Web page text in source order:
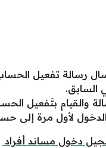
رسالة تفعيل الحساب
السابق.
والقيام بتَفعيل
لأول مرة إلى
دخول مساند أفراد